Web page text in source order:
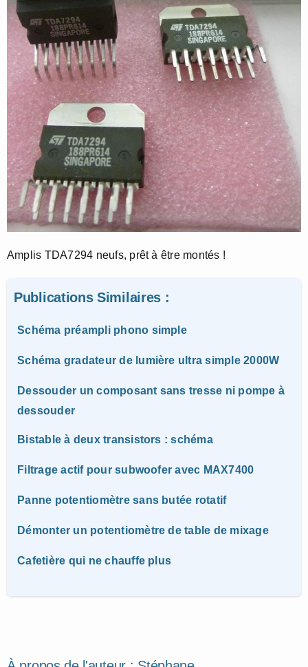
Amplis TDA7294 neufs, prêt à être montés !
Publications Similaires :
Schéma préampli phono simple
Schéma gradateur de lumière ultra simple 2000W
Dessouder un composant sans tresse ni pompe à
dessouder
Bistable à deux transistors : schéma
Filtrage actif pour subwoofer avec MAX7400
Panne potentiomètre sans butée rotatif
Démonter un potentiomètre de table de mixage
Cafetière qui ne chauffe plus